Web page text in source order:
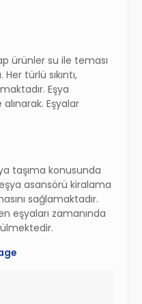
ürünler su ile teması
türlü sıkıntı,
Eşya
Eşyalar
taşıma konusunda
asansörü kiralama
sağlamaktadır.
eşyaları zamanında